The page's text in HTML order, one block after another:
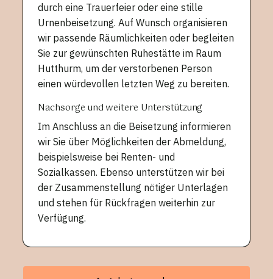
durch eine Trauerfeier oder eine stille
Urnenbeisetzung. Auf Wunsch organisieren
wir passende Räumlichkeiten oder begleiten
Sie zur gewünschten Ruhestätte im Raum
Hutthurm, um der verstorbenen Person
einen würdevollen letzten Weg zu bereiten.
Nachsorge und weitere Unterstützung
Im Anschluss an die Beisetzung informieren
wir Sie über Möglichkeiten der Abmeldung,
beispielsweise bei Renten- und
Sozialkassen. Ebenso unterstützen wir bei
der Zusammenstellung nötiger Unterlagen
und stehen für Rückfragen weiterhin zur
Verfügung.